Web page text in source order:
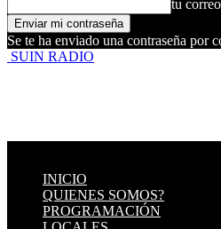
tu
Se te ha enviado una contraseña por
SUIN RADIO
INICIO
QUIENES SOMOS?
PROGRAMACIÓN